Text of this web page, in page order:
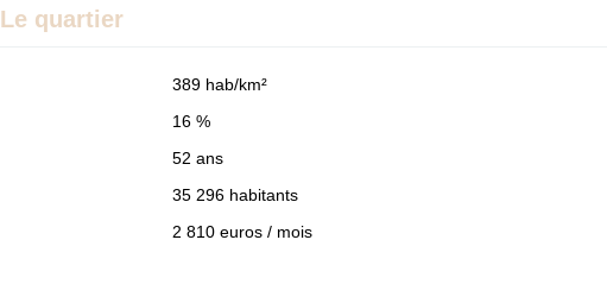
Le quartier
389 hab/km²
16 %
52 ans
35 296 habitants
2 810 euros / mois